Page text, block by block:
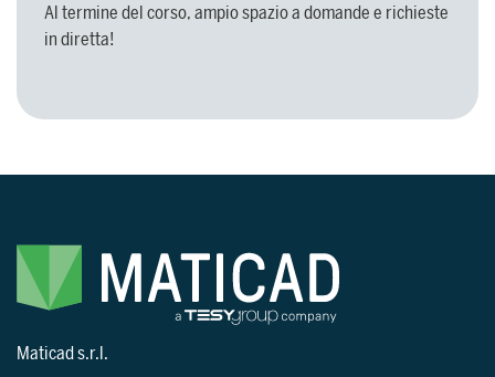
Al termine del corso, ampio spazio a domande e richieste
in diretta!
Maticad s.r.l.